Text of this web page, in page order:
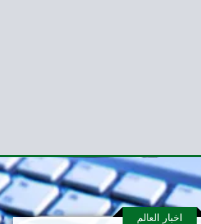
اخبار العالم